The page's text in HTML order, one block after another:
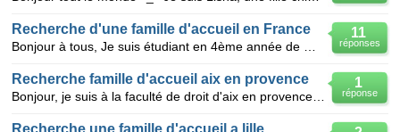
11
réponses
Recherche d'une famille d'accueil en France
1
réponse
Recherche famille d'accueil aix en provence
Recherche une famille d'accueil a lille